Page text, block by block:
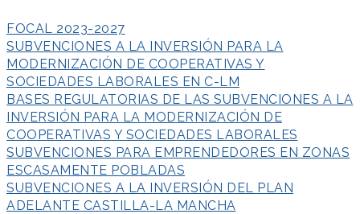
FOCAL 2023-2027
SUBVENCIONES A LA INVERSIÓN PARA LA
MODERNIZACIÓN DE COOPERATIVAS Y
SOCIEDADES LABORALES EN C-LM
BASES REGULATORIAS DE LAS SUBVENCIONES A LA
INVERSIÓN PARA LA MODERNIZACIÓN DE
COOPERATIVAS Y SOCIEDADES LABORALES
SUBVENCIONES PARA EMPRENDEDORES EN ZONAS
ESCASAMENTE POBLADAS
SUBVENCIONES A LA INVERSIÓN DEL PLAN
ADELANTE CASTILLA-LA MANCHA